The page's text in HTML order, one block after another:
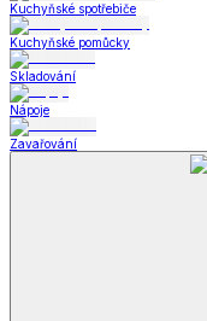
Kuchyňské spotřebiče
Kuchyňské pomůcky
Skladování
Nápoje
Zavařování